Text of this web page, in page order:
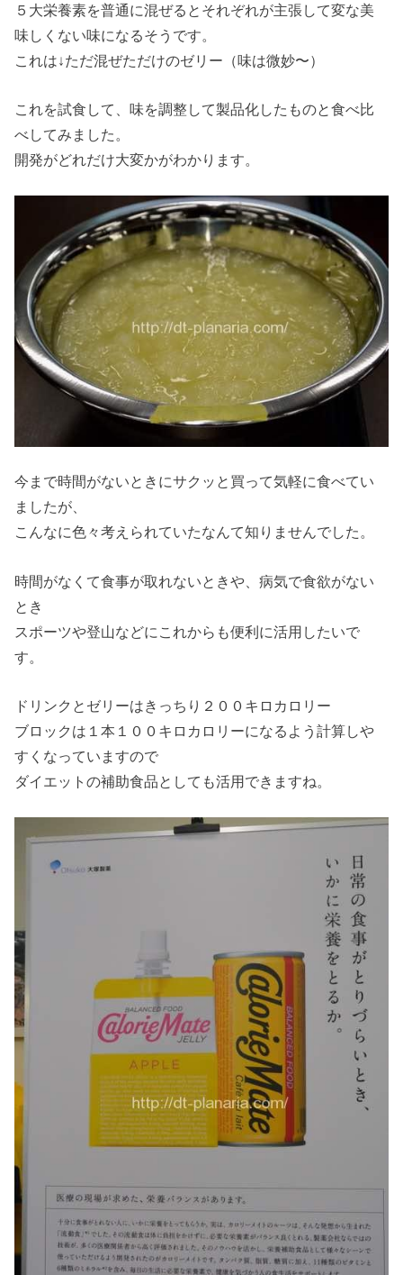
５大栄養素を普通に混ぜるとそれぞれが主張して変な美
味しくない味になるそうです。
これは↓ただ混ぜただけのゼリー（味は微妙〜）
これを試食して、味を調整して製品化したものと食べ比
べしてみました。
開発がどれだけ大変かがわかります。
今まで時間がないときにサクッと買って気軽に食べてい
ましたが、
こんなに色々考えられていたなんて知りませんでした。
時間がなくて食事が取れないときや、病気で食欲がない
とき
スポーツや登山などにこれからも便利に活用したいで
す。
ドリンクとゼリーはきっちり２００キロカロリー
ブロックは１本１００キロカロリーになるよう計算しや
すくなっていますので
ダイエットの補助食品としても活用できますね。